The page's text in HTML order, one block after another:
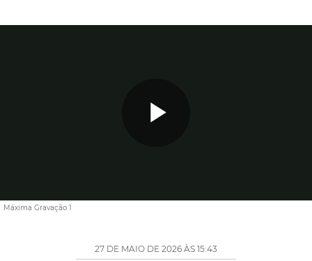
Máxima Gravação 1
27 DE MAIO DE 2026 ÀS 15:43